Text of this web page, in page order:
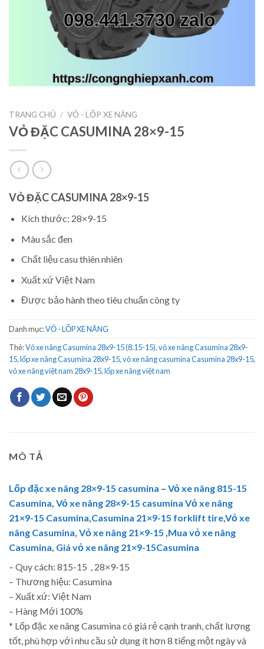
TRANG CHỦ / VỎ - LỐP XE NÂNG
VỎ ĐẶC CASUMINA 28×9-15
VỎ ĐẶC CASUMINA 28×9-15
Kích thước: 28×9-15
Màu sắc đen
Chất liệu casu thiên nhiên
Xuất xứ Việt Nam
Được bảo hành theo tiêu chuẩn công ty
Danh mục:VỎ - LỐP XE NÂNG
Thẻ:Vỏ xe nâng Casumina 28x9-15 (8.15-15),vỏ xe nâng Casumina 28x9-
15,lốp xe nâng Casumina 28x9-15,vỏ xe nâng casumina Casumina 28x9-15,
vỏ xe nâng việt nam 28x9-15,lốp xe nâng việt nam
MÔ TẢ
Lốp đặc xe nâng 28×9-15 casumina – Vỏ xe nâng 815-15
Casumina, Vỏ xe nâng 28×9-15 casumina Vỏ xe nâng
21×9-15 Casumina,Casumina 21×9-15 forklift tire,Vỏ xe
nâng Casumina, Vỏ xe nâng 21×9-15 ,Mua vỏ xe nâng
Casumina, Giá vỏ xe nâng 21×9-15Casumina
– Quy cách: 815-15 , 28×9-15
– Thương hiệu: Casumina
– Xuất xứ: Việt Nam
– Hàng Mới 100%
* Lốp đặc xe nâng Casumina có giá rẻ cạnh tranh, chất lượng
tốt, phù hợp với nhu cầu sử dụng ít hơn 8 tiếng một ngày và